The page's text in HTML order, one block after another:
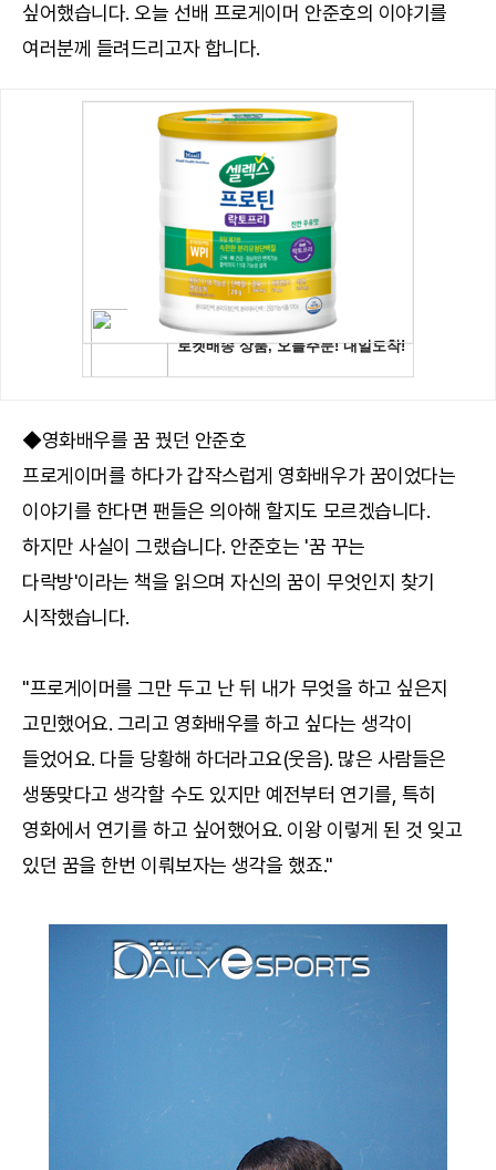
싶어했습니다. 오늘 선배 프로게이머 안준호의 이야기를
여러분께 들려드리고자 합니다.
◆영화배우를 꿈 꿨던 안준호
프로게이머를 하다가 갑작스럽게 영화배우가 꿈이었다는
이야기를 한다면 팬들은 의아해 할지도 모르겠습니다.
하지만 사실이 그랬습니다. 안준호는 '꿈 꾸는
다락방'이라는 책을 읽으며 자신의 꿈이 무엇인지 찾기
시작했습니다.
"프로게이머를 그만 두고 난 뒤 내가 무엇을 하고 싶은지
고민했어요. 그리고 영화배우를 하고 싶다는 생각이
들었어요. 다들 당황해 하더라고요(웃음). 많은 사람들은
생뚱맞다고 생각할 수도 있지만 예전부터 연기를, 특히
영화에서 연기를 하고 싶어했어요. 이왕 이렇게 된 것 잊고
있던 꿈을 한번 이뤄보자는 생각을 했죠."